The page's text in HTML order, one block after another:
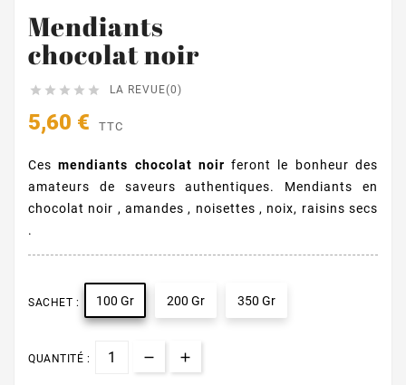
Mendiants
chocolat noir
     LA REVUE(0)
5,60 € TTC
Cesmendiants chocolat noir feront le bonheur des
amateurs de saveurs authentiques. Mendiants en
chocolat noir , amandes , noisettes , noix, raisins secs
.
SACHET : 100 Gr 200 Gr 350 Gr
QUANTITÉ :